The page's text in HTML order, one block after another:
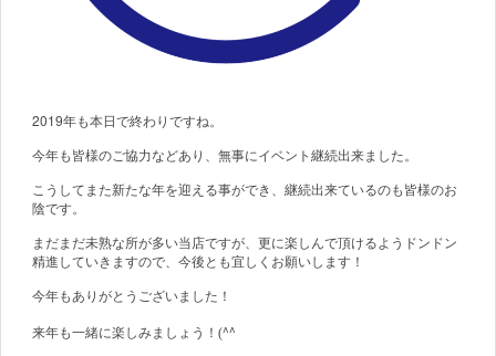
2019年も本日で終わりですね。
今年も皆様のご協力などあり、無事にイベント継続出来ました。
こうしてまた新たな年を迎える事ができ、継続出来ているのも皆様のお
陰です。
まだまだ未熟な所が多い当店ですが、更に楽しんで頂けるようドンドン
精進していきますので、今後とも宜しくお願いします！
今年もありがとうございました！
来年も一緒に楽しみましょう！(^^